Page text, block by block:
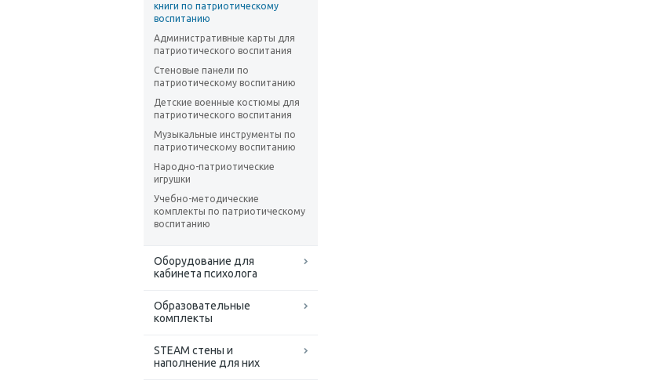
книги по патриотическому
воспитанию
Административные карты для
патриотического воспитания
Стеновые панели по
патриотическому воспитанию
Детские военные костюмы для
патриотического воспитания
Музыкальные инструменты по
патриотическому воспитанию
Народно-патриотические
игрушки
Учебно-методические
комплекты по патриотическому
воспитанию
Оборудование для
кабинета психолога
Образовательные
комплекты
STEAM стены и
наполнение для них